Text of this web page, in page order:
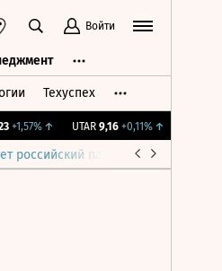
Войти
Техуспех
+1,57%↑ UTAR 9,16 +0,11%↑
российский парламент